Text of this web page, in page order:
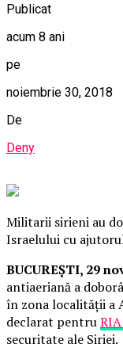
Publicat
acum 8 ani
pe
noiembrie 30, 2018
De
Deny
Militarii sirieni au
Israelului cu
BUCUREȘTI, 29
antiaeriană a
în zona localității a
declarat pentru
securitate ale Siriei.